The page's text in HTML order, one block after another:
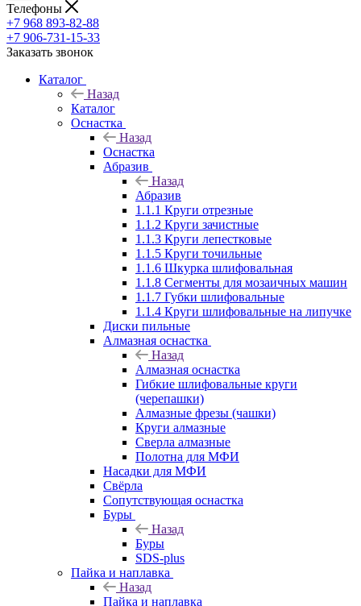
Телефоны
+7 968 893-82-88
+7 906-731-15-33
Заказать звонок
Каталог
Назад
Каталог
Оснастка
Назад
Оснастка
Абразив
Назад
Абразив
1.1.1 Круги отрезные
1.1.2 Круги зачистные
1.1.3 Круги лепестковые
1.1.5 Круги точильные
1.1.6 Шкурка шлифовальная
1.1.8 Сегменты для мозаичных машин
1.1.7 Губки шлифовальные
1.1.4 Круги шлифовальные на липучке
Диски пильные
Алмазная оснастка
Назад
Алмазная оснастка
Гибкие шлифовальные круги
(черепашки)
Алмазные фрезы (чашки)
Круги алмазные
Сверла алмазные
Полотна для МФИ
Насадки для МФИ
Свёрла
Сопутствующая оснастка
Буры
Назад
Буры
SDS-plus
Пайка и наплавка
Назад
Пайка и наплавка